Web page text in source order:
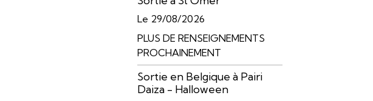
Le 29/08/2026
PLUS DE RENSEIGNEMENTS
PROCHAINEMENT
Sortie en Belgique à Pairi
Daiza - Halloween